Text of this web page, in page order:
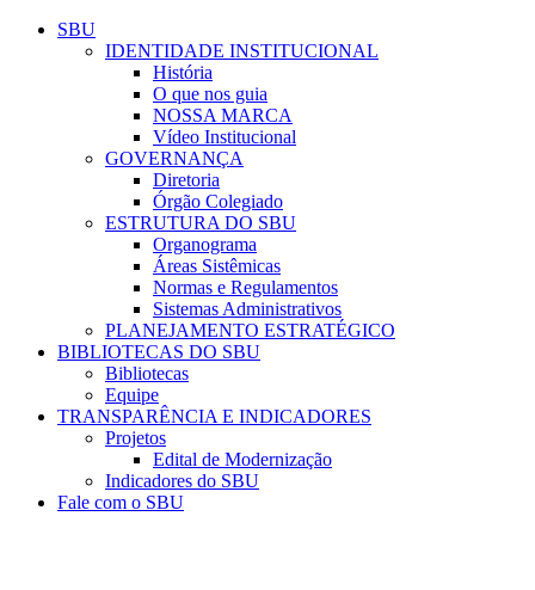
Conteúdo principal
SBU
IDENTIDADE INSTITUCIONAL
História
O que nos guia
NOSSA MARCA
Vídeo Institucional
GOVERNANÇA
Diretoria
Órgão Colegiado
ESTRUTURA DO SBU
Organograma
Áreas Sistêmicas
Normas e Regulamentos
Sistemas Administrativos
PLANEJAMENTO ESTRATÉGICO
BIBLIOTECAS DO SBU
Bibliotecas
Equipe
TRANSPARÊNCIA E INDICADORES
Projetos
Edital de Modernização
Indicadores do SBU
Fale com o SBU